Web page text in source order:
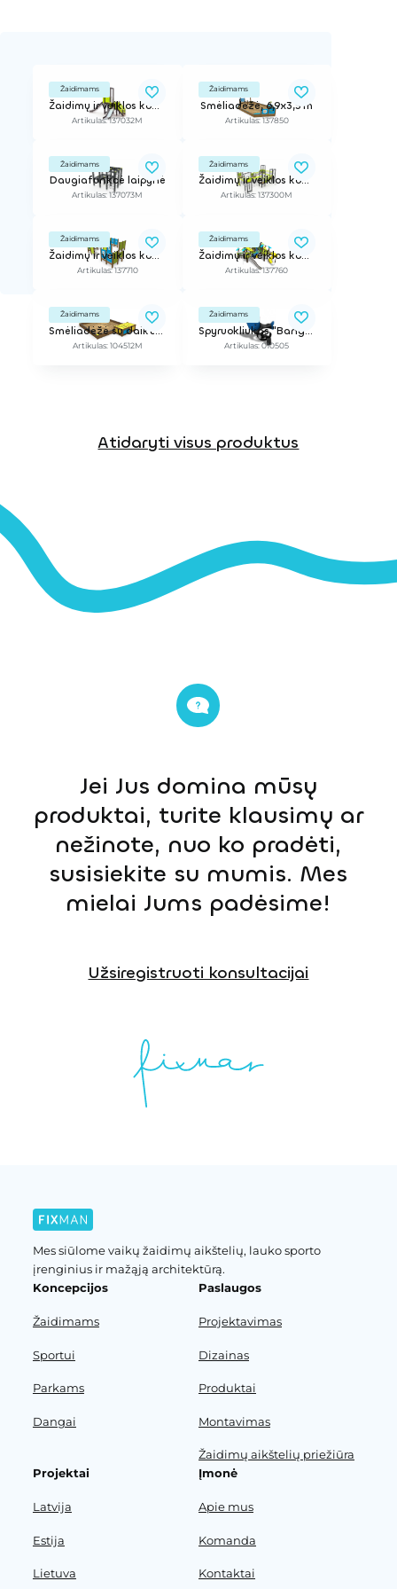
Žaidimams
Žaidimų ir veiklos kompleksas
Artikulas: 137032M
Žaidimams
Smėliadėžė, 6,9x3,5 m
Artikulas: 137850
Žaidimams
Daugiafunkcė laipynė
Artikulas: 137073M
Žaidimams
Žaidimų ir veiklos kompleksas
Artikulas: 137300M
Žaidimams
Žaidimų ir veiklos kompleksas
Artikulas: 137710
Žaidimams
Žaidimų ir veiklos kompleksas
Artikulas: 137760
Žaidimams
Smėliadėžė su daiktadėže, 4,1x3,3 m
Artikulas: 104512M
Žaidimams
Spyruokliukas "Banginis"
Artikulas: 010505
Atidaryti visus produktus
Jei Jus domina mūsų
produktai, turite klausimų ar
nežinote, nuo ko pradėti,
susisiekite su mumis. Mes
mielai Jums padėsime!
Užsiregistruoti konsultacijai
Mes siūlome vaikų žaidimų aikštelių, lauko sporto
įrenginius ir mažąją architektūrą.
Koncepcijos
Žaidimams
Sportui
Parkams
Dangai
Paslaugos
Projektavimas
Dizainas
Produktai
Montavimas
Žaidimų aikštelių priežiūra
Projektai
Latvija
Estija
Lietuva
Įmonė
Apie mus
Komanda
Kontaktai